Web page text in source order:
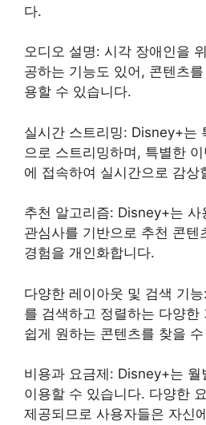
다.
오디오 설명: 시각 장애인을
공하는 기능도 있어, 콘텐츠
용할 수 있습니다.
실시간 스트리밍: Disney+는
으로 스트리밍하며, 특별한
에 접속하여 실시간으로 감상
추천 알고리즘: Disney+는 사
관심사를 기반으로 추천 콘텐
경험을 개인화합니다.
다양한 레이아웃 및 검색 기
를 검색하고 정렬하는 다양한
쉽게 원하는 콘텐츠를 찾을
비용과 요금제: Disney+는 월
이용할 수 있습니다. 다양한
제공되므로 사용자들은 자신